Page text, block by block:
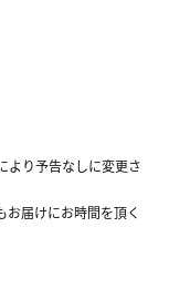
より予告なしに変更さ
届けにお時間を頂く